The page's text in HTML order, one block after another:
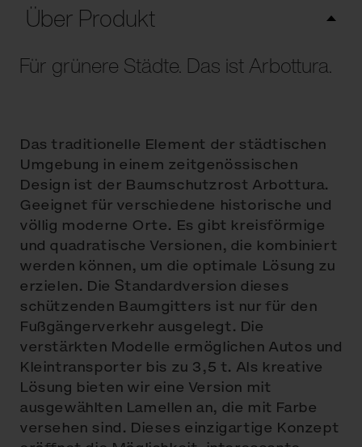
Über Produkt
Für grünere Städte. Das ist Arbottura.
Das traditionelle Element der städtischen
Umgebung in einem zeitgenössischen
Design ist der Baumschutzrost Arbottura.
Geeignet für verschiedene historische und
völlig moderne Orte. Es gibt kreisförmige
und quadratische Versionen, die kombiniert
werden können, um die optimale Lösung zu
erzielen. Die Standardversion dieses
schützenden Baumgitters ist nur für den
Fußgängerverkehr ausgelegt. Die
verstärkten Modelle ermöglichen Autos und
Kleintransporter bis zu 3,5 t. Als kreative
Lösung bieten wir eine Version mit
ausgewählten Lamellen an, die mit Farbe
versehen sind. Dieses einzigartige Konzept